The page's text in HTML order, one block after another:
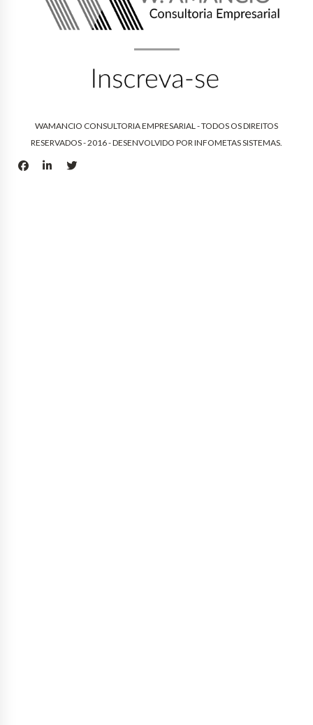
WAMANCIO CONSULTORIA EMPRESARIAL - TODOS OS DIREITOS
RESERVADOS - 2016 - DESENVOLVIDO PORINFOMETAS SISTEMAS.